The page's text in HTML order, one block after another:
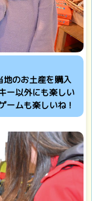
のお土産を購入
ー以外にも楽しい
ムも楽しいね！